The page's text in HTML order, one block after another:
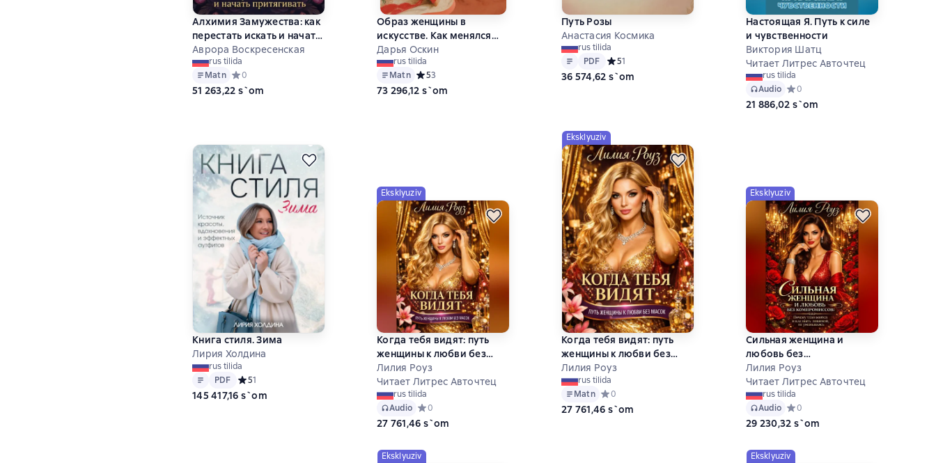
Алхимия Замужества: как
перестать искать и начать
притягивать
Аврора Воскресенская
rus tilida
Matn Средний рейтинг 0 на основе 0 оценок
0
51 263,22 s`om
Образ женщины в
искусстве. Как менялся
идеал красоты от
Нефертити до Марлен
Дитрих
Дарья Оскин
rus tilida
Matn Средний рейтинг 5 на основе 3 оценок
53
73 296,12 s`om
Путь Розы
Анастасия Космика
rus tilida
Matn
PDF
PDF Средний рейтинг 5 на основе 1 оценок
51
36 574,62 s`om
Настоящая Я. Путь к силе
и чувственности
Виктория Шатц
Читает Литрес Авточтец
rus tilida
Audio Средний рейтинг 0 на основе 0
0
21 886,02 s`om
Книга стиля. Зима
Лирия Холдина
rus tilida
Matn
PDF
PDF Средний рейтинг 5 на основе 1 оценок
51
145 417,16 s`om
Eksklyuziv
Когда тебя видят: путь
женщины к любви без
масок
Лилия Роуз
Читает Литрес Авточтец
rus tilida
Audio Средний рейтинг 0 на основе 0 оценок
0
27 761,46 s`om
Eksklyuziv
Когда тебя видят: путь
женщины к любви без
масок
Лилия Роуз
rus tilida
Matn Средний рейтинг 0 на основе 0 оценок
0
27 761,46 s`om
Eksklyuziv
Сильная женщина и
любовь без
компромиссов: Почему
тебя боятся и как быть
любимой, не уменьшаясь
Лилия Роуз
Читает Литрес Авточтец
rus tilida
Audio Средний рейтинг 0 на основе 0
0
29 230,32 s`om
Eksklyuziv Eksklyuziv